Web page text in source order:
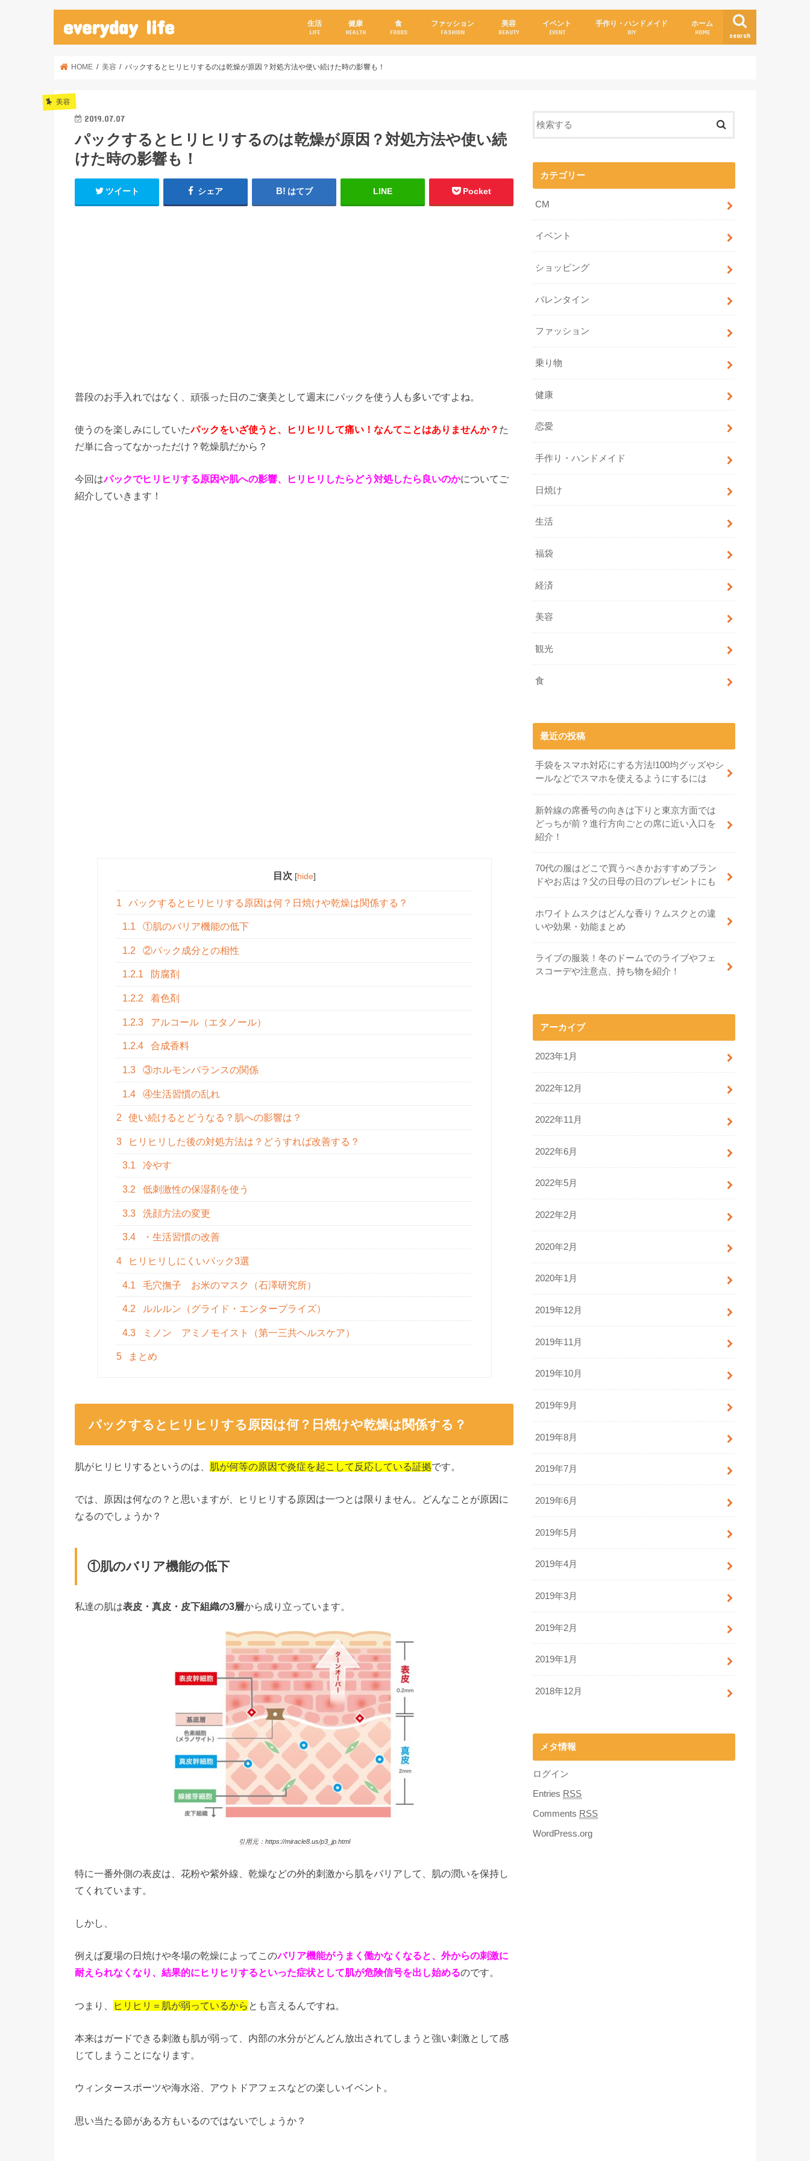
everyday life search
生活
LIFE
健康
HEALTH
食
FOODS
ファッション
FASHION
美容
BEAUTY
イベント
EVENT
手作り・ハンドメイド
DIY
ホーム
HOME
HOME 美容 パックするとヒリヒリするのは乾燥が原因？対処方法や使い続けた時の影響も！
美容
2019.07.07
パックするとヒリヒリするのは乾燥が原因？対処方法や使い続
けた時の影響も！
ツイート シェア はてブ LINE Pocket
普段のお手入れではなく、頑張った日のご褒美として週末にパックを使う人も多いですよね。
使うのを楽しみにしていたパックをいざ使うと、ヒリヒリして痛い！なんてことはありませんか？ た
だ単に合ってなかっただけ？乾燥肌だから？
今回はパックでヒリヒリする原因や肌への影響、ヒリヒリしたらどう対処したら良いのかについてご
紹介していきます！
目次 [hide]
1 パックするとヒリヒリする原因は何？日焼けや乾燥は関係する？
1.1 ①肌のバリア機能の低下
1.2 ②パック成分との相性
1.2.1 防腐剤
1.2.2 着色剤
1.2.3 アルコール（エタノール）
1.2.4 合成香料
1.3 ③ホルモンバランスの関係
1.4 ④生活習慣の乱れ
2 使い続けるとどうなる？肌への影響は？
3 ヒリヒリした後の対処方法は？どうすれば改善する？
3.1 冷やす
3.2 低刺激性の保湿剤を使う
3.3 洗顔方法の変更
3.4 ・生活習慣の改善
4 ヒリヒリしにくいパック3選
4.1 毛穴撫子 お米のマスク（石澤研究所）
4.2 ルルルン（グライド・エンタープライズ）
4.3 ミノン アミノモイスト（第一三共ヘルスケア）
5 まとめ
パックするとヒリヒリする原因は何？日焼けや乾燥は関係する？
肌がヒリヒリするというのは、 肌が何等の原因で炎症を起こして反応している証拠です。
では、原因は何なの？と思いますが、ヒリヒリする原因は一つとは限りません。どんなことが原因に
なるのでしょうか？
①肌のバリア機能の低下
私達の肌は表皮・真皮・皮下組織の3層から成り立っています。
引用元：https://miracle8.us/p3_jp.html
特に一番外側の表皮は、花粉や紫外線、乾燥などの外的刺激から肌をバリアして、肌の潤いを保持し
てくれています。
しかし、
例えば夏場の日焼けや冬場の乾燥によってこのバリア機能がうまく働かなくなると、外からの刺激に
耐えられなくなり、結果的にヒリヒリするといった症状として肌が危険信号を出し始めるのです。
つまり、 ヒリヒリ＝肌が弱っているから とも言えるんですね。
本来はガードできる刺激も肌が弱って、内部の水分がどんどん放出されてしまうと強い刺激として感
じてしまうことになります。
ウィンタースポーツや海水浴、アウトドアフェスなどの楽しいイベント。
思い当たる節がある方もいるのではないでしょうか？
カテゴリー
CM
イベント
ショッピング
バレンタイン
ファッション
乗り物
健康
恋愛
手作り・ハンドメイド
日焼け
生活
福袋
経済
美容
観光
食
最近の投稿
手袋をスマホ対応にする方法!100均グッズやシ
ールなどでスマホを使えるようにするには
新幹線の席番号の向きは下りと東京方面では
どっちが前？進行方向ごとの席に近い入口を
紹介！
70代の服はどこで買うべきかおすすめブラン
ドやお店は？父の日母の日のプレゼントにも
ホワイトムスクはどんな香り？ムスクとの違
いや効果・効能まとめ
ライブの服装！冬のドームでのライブやフェ
スコーデや注意点、持ち物を紹介！
アーカイブ
2023年1月
2022年12月
2022年11月
2022年6月
2022年5月
2022年2月
2020年2月
2020年1月
2019年12月
2019年11月
2019年10月
2019年9月
2019年8月
2019年7月
2019年6月
2019年5月
2019年4月
2019年3月
2019年2月
2019年1月
2018年12月
メタ情報
ログイン
Entries RSS
Comments RSS
WordPress.org